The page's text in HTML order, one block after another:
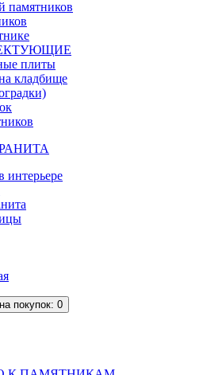
памятников
плиты
кладбище
интерьере
покупок: 0